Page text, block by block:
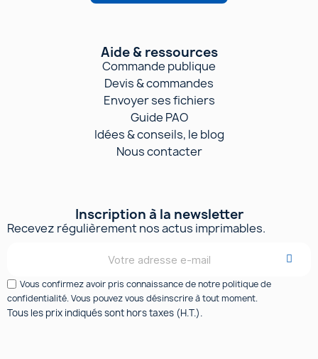
Aide & ressources
Commande publique
Devis & commandes
Envoyer ses fichiers
Guide PAO
Idées & conseils, le blog
Nous contacter
Inscription à la newsletter
Recevez régulièrement nos actus imprimables.
Vous confirmez avoir pris connaissance de notre politique de
confidentialité. Vous pouvez vous désinscrire à tout moment.
Tous les prix indiqués sont hors taxes (H.T.).